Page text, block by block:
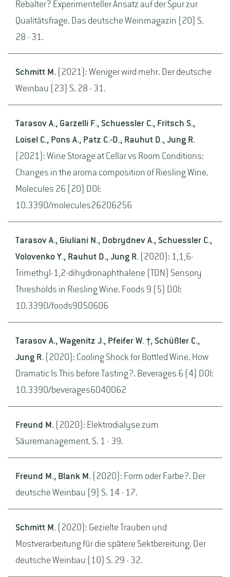
Rebalter? Experimenteller Ansatz auf der Spur zur
Qualitätsfrage. Das deutsche Weinmagazin (20) S.
28 - 31.
Schmitt M. (2021): Weniger wird mehr. Der deutsche
Weinbau (23) S. 28 - 31.
Tarasov A., Garzelli F., Schuessler C., Fritsch S.,
Loisel C., Pons A., Patz C.-D., Rauhut D., Jung R.
(2021): Wine Storage at Cellar vs Room Conditions:
Changes in the aroma composition of Riesling Wine.
Molecules 26 (20) DOI:
10.3390/molecules26206256
Tarasov A., Giuliani N., Dobrydnev A., Schuessler C.,
Volovenko Y., Rauhut D., Jung R. (2020): 1,1,6-
Trimethyl-1,2-dihydronaphthalene (TDN) Sensory
Thresholds in Riesling Wine. Foods 9 (5) DOI:
10.3390/foods9050606
Tarasov A., Wagenitz J., Pfeifer W. †, Schüßler C.,
Jung R. (2020): Cooling Shock for Bottled Wine. How
Dramatic Is This before Tasting?. Beverages 6 (4) DOI:
10.3390/beverages6040062
Freund M. (2020): Elektrodialyse zum
Säuremanagement. S. 1 - 39.
Freund M., Blank M. (2020): Form oder Farbe?. Der
deutsche Weinbau (9) S. 14 - 17.
Schmitt M. (2020): Gezielte Trauben und
Mostverarbeitung für die spätere Sektbereitung. Der
deutsche Weinbau (10) S. 29 - 32.